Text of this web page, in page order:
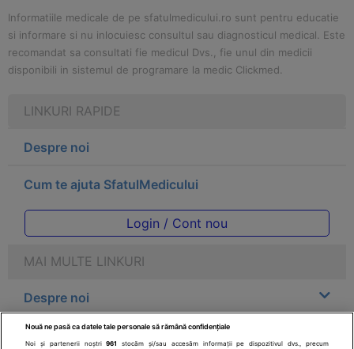
Informatiile medicale de pe sfatulmedicului.ro sunt pentru educatie
si informare si nu inlocuiesc consultul sau diagnosticul medical. Este
recomandat sa consultati fie medicul Dvs., fie unul din medicii
disponibili in sistemul de programare la medic Clickmed.
LINKURI RAPIDE
Despre noi
Cum te ajuta SfatulMedicului
Login / Cont nou
MAI MULTE LINKURI
Despre noi
Legal
Nouă ne pasă ca datele tale personale să rămână confidențiale
Noi și partenerii noștri961
stocăm și/sau accesăm informații pe dispozitivul dvs., precum